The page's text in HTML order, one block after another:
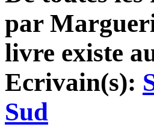
par
livre existe
Ecrivain(s):
Sud